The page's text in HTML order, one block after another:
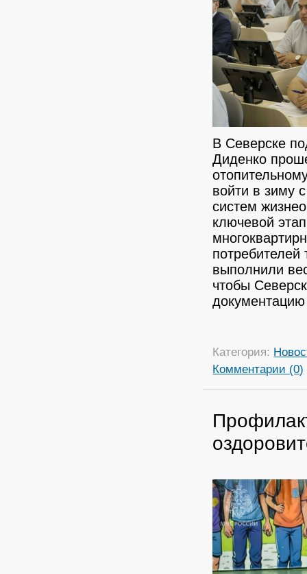
В Северске
Диденко
войти в зиму
систем
ключевой
выполнили
чтобы
Категория:
Комментарии (0)